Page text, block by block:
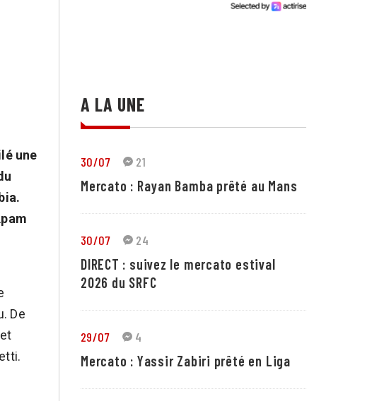
une
De
A LA UNE
30/07 21
Mercato : Rayan Bamba prêté au Mans
30/07 24
DIRECT : suivez le mercato estival
2026 du SRFC
29/07 4
Mercato : Yassir Zabiri prêté en Liga